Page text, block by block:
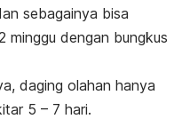
sebagainya bisa
minggu dengan bungkus
daging olahan hanya
5 – 7 hari.